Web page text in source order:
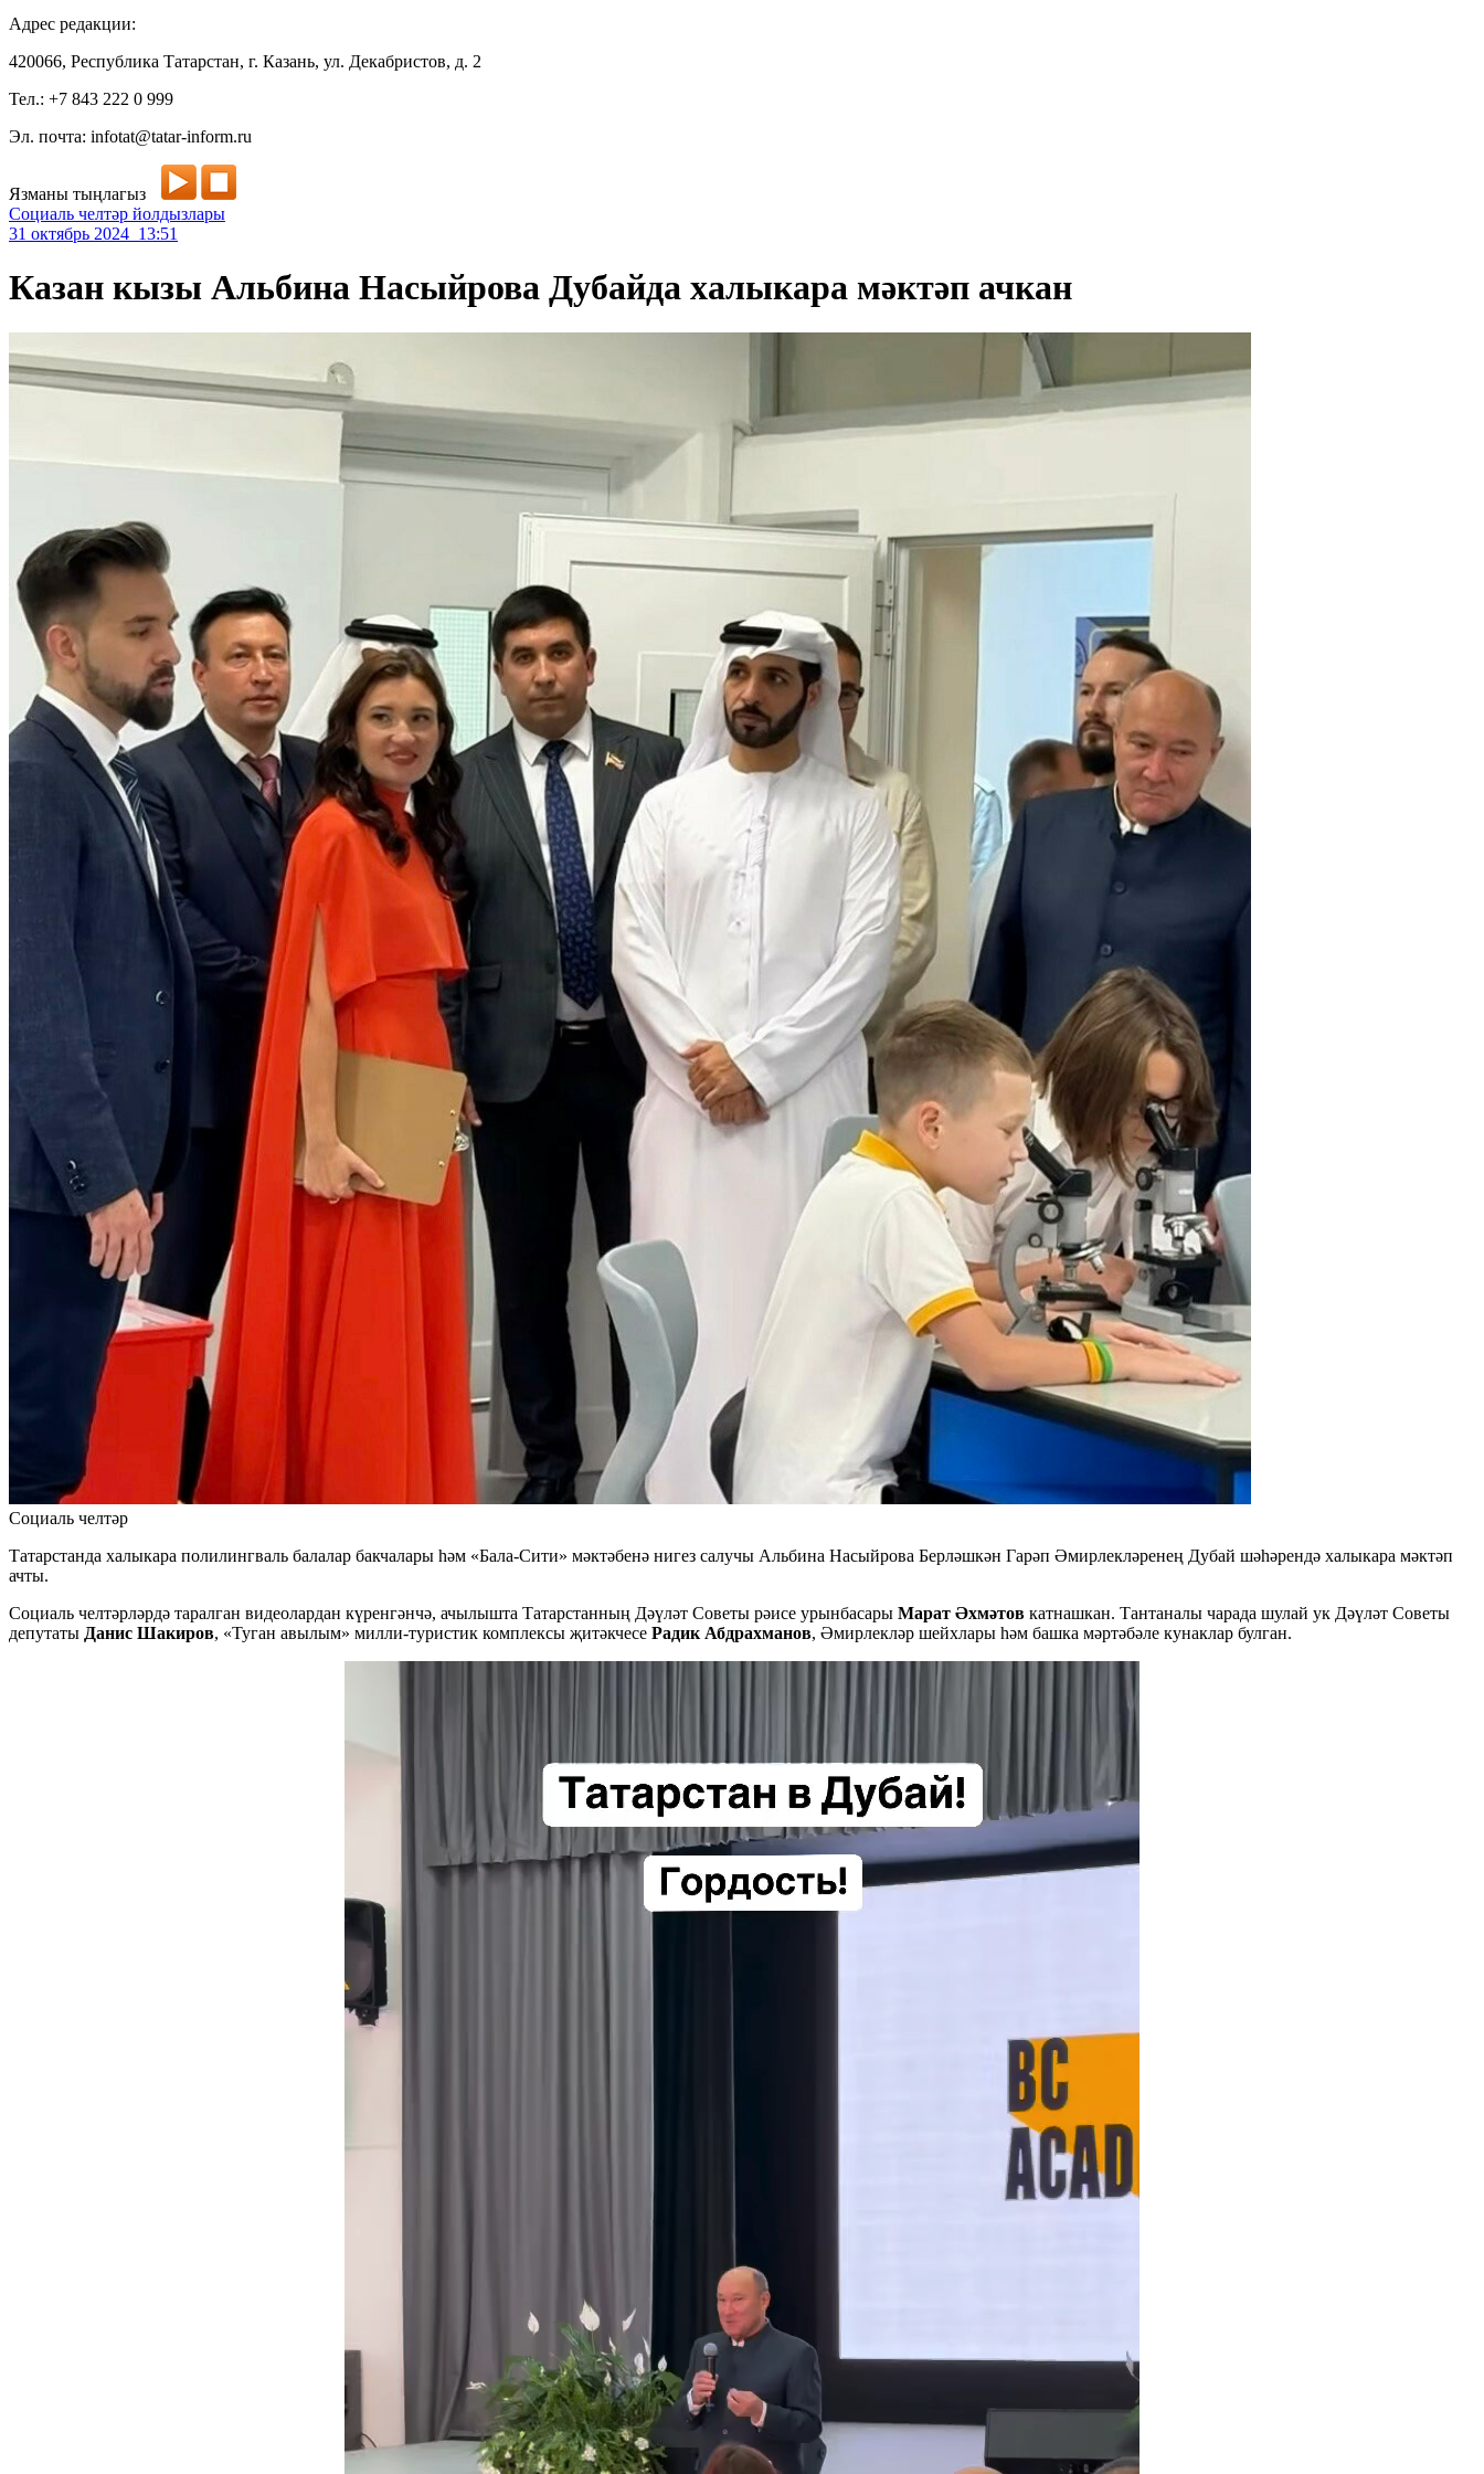
Адрес редакции:
420066, Республика Татарстан, г. Казань, ул. Декабристов, д. 2
Тел.: +7 843 222 0 999
Эл. почта: infotat@tatar-inform.ru
Язманы тыңлагыз
Социаль челтәр йолдызлары
31 октябрь 2024 13:51
Казан кызы Альбина Насыйрова Дубайда халыкара мәктәп ачкан
Социаль челтәр
Татарстанда халыкара полилингваль балалар бакчалары һәм «Бала-Сити» мәктәбенә нигез салучы Альбина Насыйрова Берләшкән Гарәп Әмирлекләренең Дубай шәһәрендә халыкара мәктәп
ачты.
Социаль челтәрләрдә таралган видеолардан күренгәнчә, ачылышта Татарстанның Дәүләт Советы рәисе урынбасары Марат Әхмәтов катнашкан. Тантаналы чарада шулай ук Дәүләт Советы
депутаты Данис Шакиров, «Туган авылым» милли-туристик комплексы җитәкчесе Радик Абдрахманов, Әмирлекләр шейхлары һәм башка мәртәбәле кунаклар булган.